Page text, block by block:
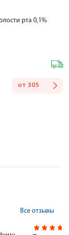
рта 0,1%
от 305
Все отзывы